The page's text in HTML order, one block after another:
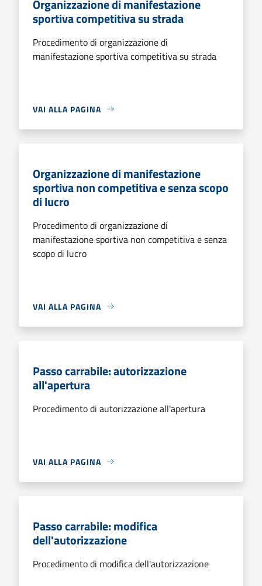
Organizzazione di manifestazione
sportiva competitiva su strada
Procedimento di organizzazione di
manifestazione sportiva competitiva su strada
VAI ALLA PAGINA
Organizzazione di manifestazione
sportiva non competitiva e senza scopo
di lucro
Procedimento di organizzazione di
manifestazione sportiva non competitiva e senza
scopo di lucro
VAI ALLA PAGINA
Passo carrabile: autorizzazione
all'apertura
Procedimento di autorizzazione all'apertura
VAI ALLA PAGINA
Passo carrabile: modifica
dell'autorizzazione
Procedimento di modifica dell'autorizzazione